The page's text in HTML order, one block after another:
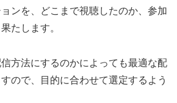
ンを、どこまで視聴したのか、参加
たします。
方法にするのかによっても最適な配
ので、目的に合わせて選定するよう